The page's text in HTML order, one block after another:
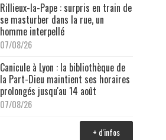
Rillieux-la-Pape : surpris en train de
se masturber dans la rue, un
homme interpellé
07/08/26
Canicule à Lyon : la bibliothèque de
la Part-Dieu maintient ses horaires
prolongés jusqu'au 14 août
07/08/26
+ d'infos